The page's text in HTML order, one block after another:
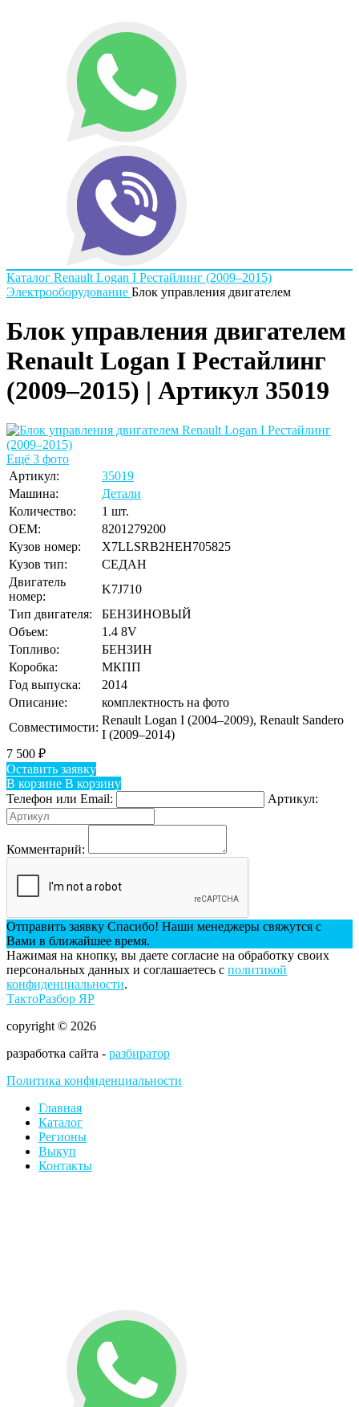
Каталог Renault Logan I Рестайлинг (2009–2015)
Электрооборудование Блок управления двигателем
Блок управления двигателем
Renault Logan I Рестайлинг
(2009–2015) | Артикул 35019
Ещё 3 фото
Артикул:
35019
Машина:
Детали
Количество:
1 шт.
OEM:
8201279200
Кузов номер:
X7LLSRB2HEH705825
Кузов тип:
СЕДАН
Двигатель
номер:
K7J710
Тип двигателя:
БЕНЗИНОВЫЙ
Объем:
1.4 8V
Топливо:
БЕНЗИН
Коробка:
МКПП
Год выпуска:
2014
Описание:
комплектность на фото
Совместимости:
Renault Logan I (2004–2009), Renault Sandero
I (2009–2014)
7 500 ₽
Оставить заявку
В корзине В корзину
Телефон или Email:
Артикул:
Комментарий:
Отправить заявку Спасибо! Наши менеджеры свяжутся с
Вами в ближайшее время.
Нажимая на кнопку, вы даете согласие на обработку своих
персональных данных и соглашаетесь с политикой
конфиденциальности.
ТактоРазбор ЯР
copyright © 2026
разработка сайта - разбиратор
Политика конфиденциальности
Главная
Каталог
Регионы
Выкуп
Контакты